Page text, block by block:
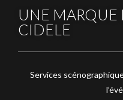
UNE MARQUE
CIDELE
Services